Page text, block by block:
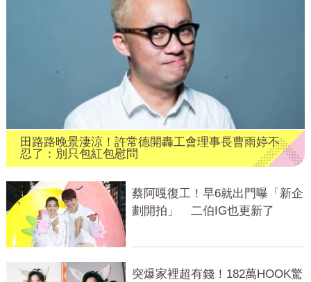
田路路晚景淒涼！許常德開轟工會理事長曹雨婷不
忍了：別只包紅包慰問
蔡阿嘎復工！早6就出門曝「新企
劃開拍」 二伯IG也更新了
突爆家裡超有錢！182萬HOOK驚